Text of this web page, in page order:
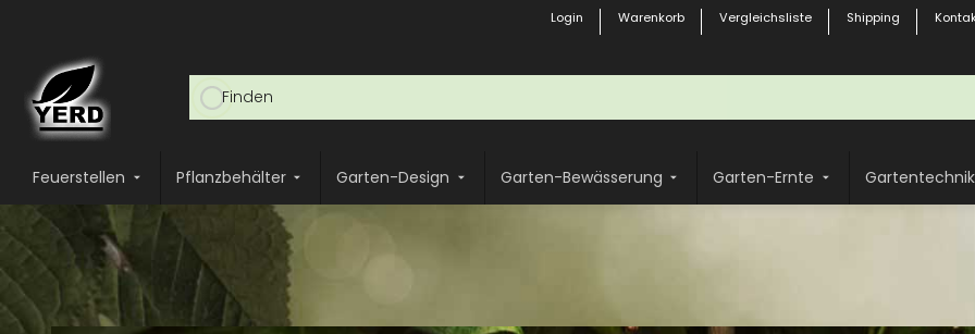
Login Warenkorb Vergleichsliste Shipping
Feuerstellen Pflanzbehälter Garten-Design Garten-Bewässerung Garten-Ernte Gartentechnik